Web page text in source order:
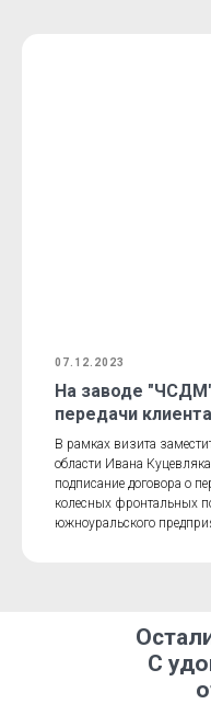
07.12.2023
На заводе
передачи
В рамках визита
области Ивана
подписание договора о
колесных фронтальных
южноуральского
С